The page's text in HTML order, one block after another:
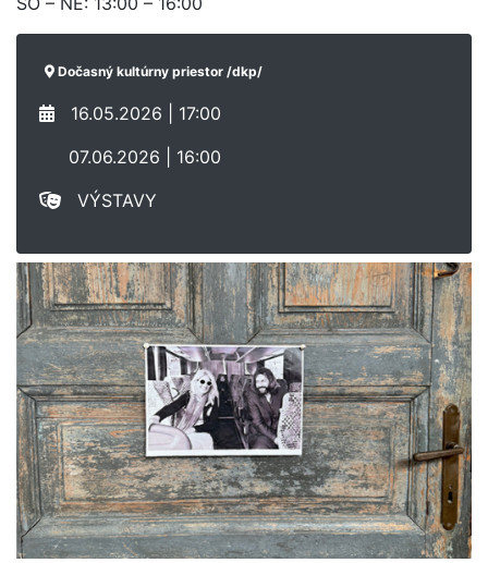
Dočasný kultúrny priestor /dkp/
16.05.2026 | 17:00
07.06.2026 | 16:00
VÝSTAVY